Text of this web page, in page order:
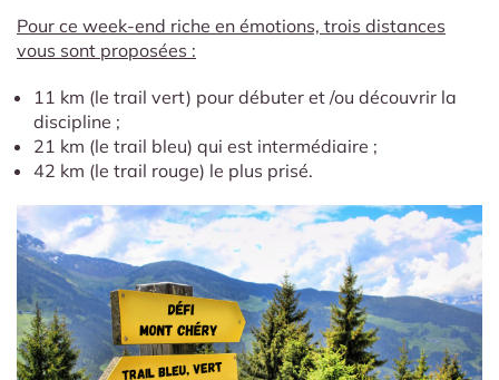
Pour ce week-end riche en émotions, trois distances
vous sont proposées :
11 km (le trail vert) pour débuter et /ou découvrir la
discipline ;
21 km (le trail bleu) qui est intermédiaire ;
42 km (le trail rouge) le plus prisé.